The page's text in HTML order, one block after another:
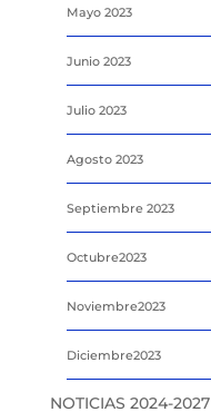
Mayo 2023
Junio 2023
Julio 2023
Agosto 2023
Septiembre 2023
Octubre2023
Noviembre2023
Diciembre2023
NOTICIAS 2024-2027